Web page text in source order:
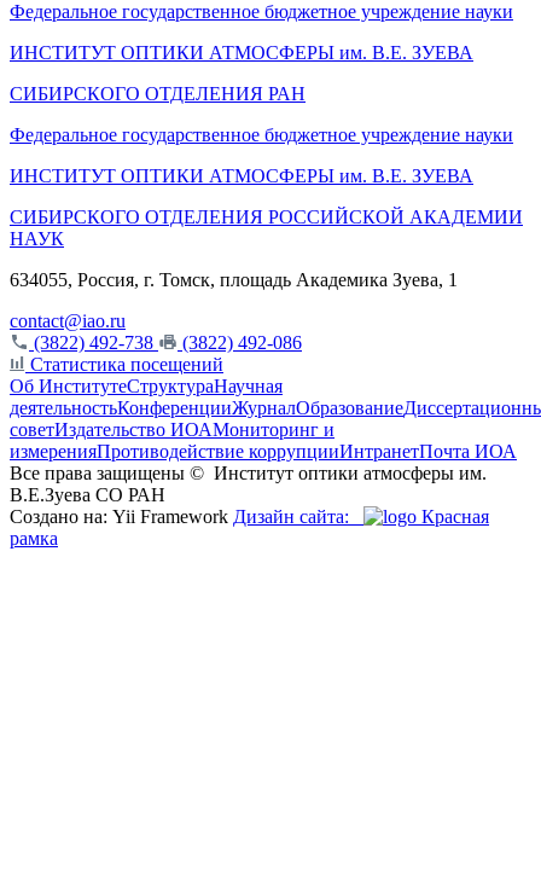
Федеральное государственное бюджетное учреждение науки
ИНСТИТУТ ОПТИКИ АТМОСФЕРЫ им. В.Е. ЗУЕВА
СИБИРСКОГО ОТДЕЛЕНИЯ РАН
Федеральное государственное бюджетное учреждение науки
ИНСТИТУТ ОПТИКИ АТМОСФЕРЫ им. В.Е. ЗУЕВА
СИБИРСКОГО ОТДЕЛЕНИЯ РОССИЙСКОЙ АКАДЕМИИ
НАУК
634055, Россия, г. Томск, площадь Академика Зуева, 1
contact@iao.ru
(3822) 492-738
(3822) 492-086
Статистика посещений
Об ИнститутеСтруктураНаучная
деятельностьКонференцииЖурналОбразование
советИздательство ИОАМониторинг и
измеренияПротиводействие коррупцииИнтранетПочта ИОА
Все права защищены © Институт оптики атмосферы им.
В.Е.Зуева СО РАН
Создано на: Yii Framework Дизайн сайта:
Красная
рамка